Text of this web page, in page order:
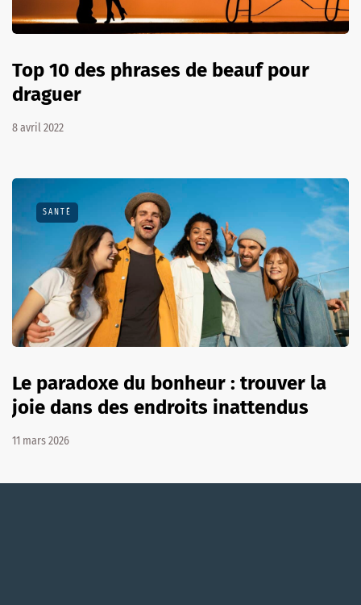
Top 10 des phrases de beauf pour
draguer
8 avril 2022
SANTÉ
Le paradoxe du bonheur : trouver la
joie dans des endroits inattendus
11 mars 2026